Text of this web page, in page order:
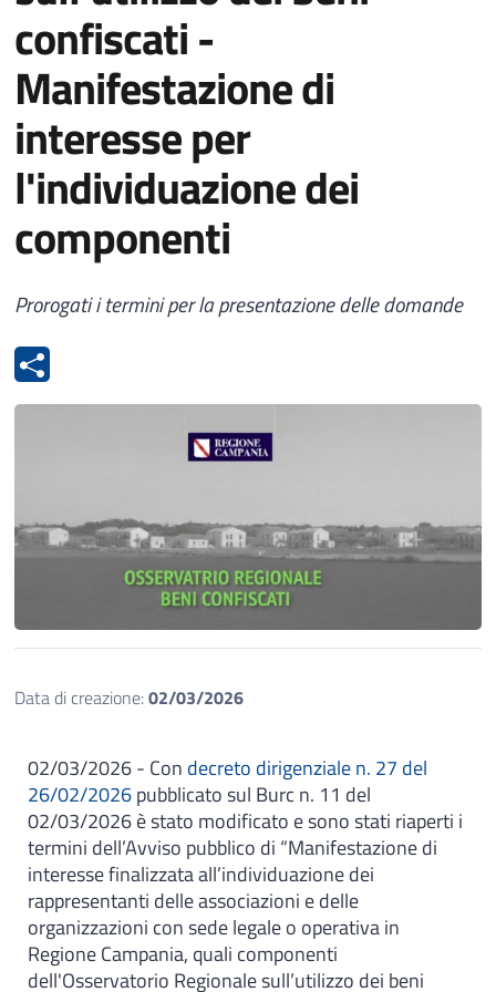
confiscati -
Manifestazione di
interesse per
l'individuazione dei
componenti
Prorogati i termini per la presentazione delle domande
Data di creazione:02/03/2026
02/03/2026 - Con decreto dirigenziale n. 27 del
26/02/2026pubblicato sul Burc n. 11 del
02/03/2026 è stato modificato e sono stati riaperti i
termini dell’Avviso pubblico di “Manifestazione di
interesse finalizzata all’individuazione dei
rappresentanti delle associazioni e delle
organizzazioni con sede legale o operativa in
Regione Campania, quali componenti
dell'Osservatorio Regionale sull’utilizzo dei beni